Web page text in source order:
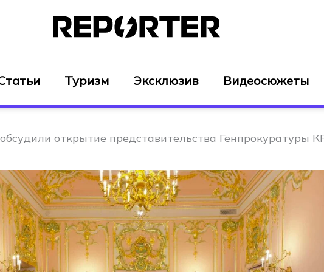
Туризм Эксклюзив Видеосюжеты
открытие представительства Генпрокуратуры